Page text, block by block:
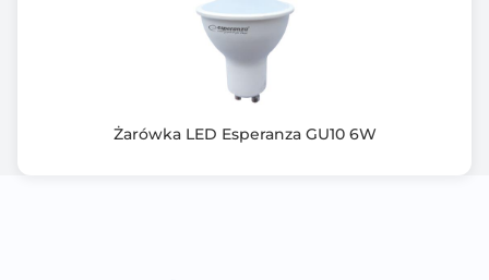
Żarówka LED Esperanza GU10 6W